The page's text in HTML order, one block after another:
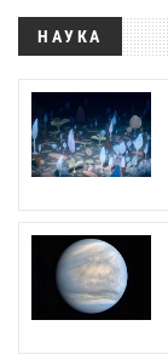
НАУКА